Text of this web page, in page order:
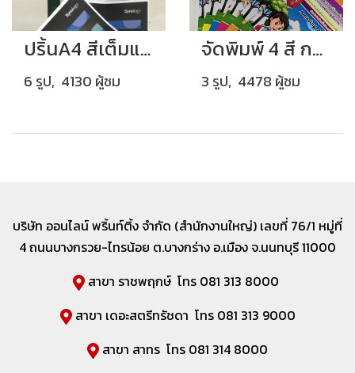
ปริ้นA4 สีเต็มแผ่น เย็บมุม
6 รูป, 4130 ผู้ชม
จัดพิมพ์ 4 สี กระดาษอาร์ตมัน 130 แกรม เข้าเล่มไสกาว
3 รูป, 4478 ผู้ชม
บริษัท ออนไลน์ พริ้นท์ติ้ง จำกัด (สำนักงานใหญ่) เลขที่ 76/1 หมู่ที่
4 ถนนบางกรวย-ไทรน้อย ต.บางกร่าง อ.เมือง จ.นนทบุรี 11000
สาขา ราชพฤกษ์ โทร 081 313 8000
สาขา เดอะสตรีทรัชดา โทร 081 313 9000
สาขา สาทร โทร 081 314 8000